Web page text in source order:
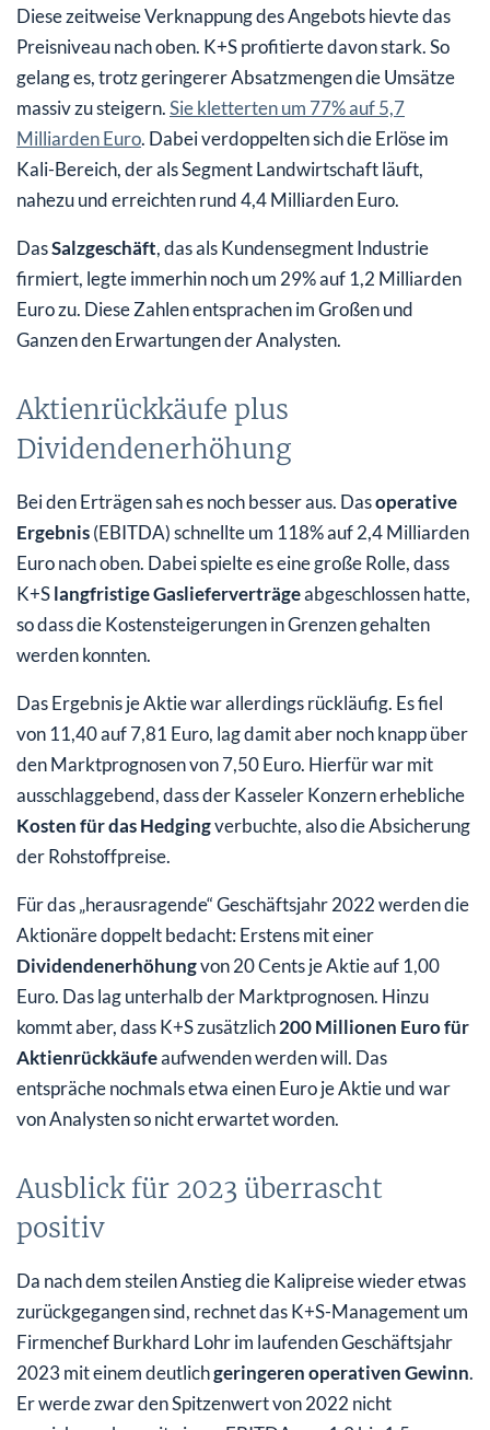
Diese zeitweise Verknappung des Angebots hievte das
Preisniveau nach oben. K+S profitierte davon stark. So
gelang es, trotz geringerer Absatzmengen die Umsätze
massiv zu steigern.Sie kletterten um 77% auf 5,7
Milliarden Euro. Dabei verdoppelten sich die Erlöse im
Kali-Bereich, der als Segment Landwirtschaft läuft,
nahezu und erreichten rund 4,4 Milliarden Euro.
DasSalzgeschäft, das als Kundensegment Industrie
firmiert, legte immerhin noch um 29% auf 1,2 Milliarden
Euro zu. Diese Zahlen entsprachen im Großen und
Ganzen den Erwartungen der Analysten.
Aktienrückkäufe plus
Dividendenerhöhung
Bei den Erträgen sah es noch besser aus. Dasoperative
Ergebnis(EBITDA) schnellte um 118% auf 2,4 Milliarden
Euro nach oben. Dabei spielte es eine große Rolle, dass
K+Slangfristige Gaslieferverträgeabgeschlossen hatte,
so dass die Kostensteigerungen in Grenzen gehalten
werden konnten.
Das Ergebnis je Aktie war allerdings rückläufig. Es fiel
von 11,40 auf 7,81 Euro, lag damit aber noch knapp über
den Marktprognosen von 7,50 Euro. Hierfür war mit
ausschlaggebend, dass der Kasseler Konzern erhebliche
Kosten für das Hedgingverbuchte, also die Absicherung
der Rohstoffpreise.
Für das „herausragende“ Geschäftsjahr 2022 werden die
Aktionäre doppelt bedacht: Erstens mit einer
Dividendenerhöhungvon 20 Cents je Aktie auf 1,00
Euro. Das lag unterhalb der Marktprognosen. Hinzu
kommt aber, dass K+S zusätzlich200 Millionen Euro für
Aktienrückkäufeaufwenden werden will. Das
entspräche nochmals etwa einen Euro je Aktie und war
von Analysten so nicht erwartet worden.
Ausblick für 2023 überrascht
positiv
Da nach dem steilen Anstieg die Kalipreise wieder etwas
zurückgegangen sind, rechnet das K+S-Management um
Firmenchef Burkhard Lohr im laufenden Geschäftsjahr
2023 mit einem deutlichgeringeren operativen Gewinn.
Er werde zwar den Spitzenwert von 2022 nicht